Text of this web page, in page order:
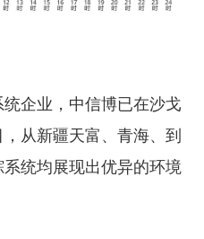
企业，中信博已在沙戈
从新疆天富、青海、到
统均展现出优异的环境